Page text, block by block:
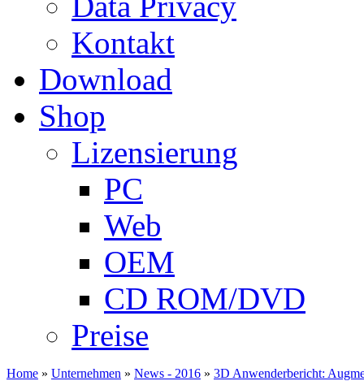
Kontakt
Download
Shop
Lizensierung
PC
Web
OEM
CD ROM/DVD
Preise
Home » Unternehmen » News - 2016 » 3D Anwenderbericht: